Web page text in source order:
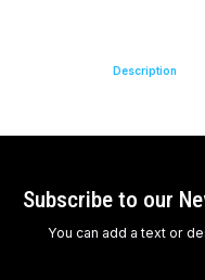
Description
Subscribe to our
You can add a text or